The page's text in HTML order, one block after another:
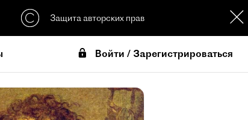
Защита авторских прав
Войти / Зарегистрироваться